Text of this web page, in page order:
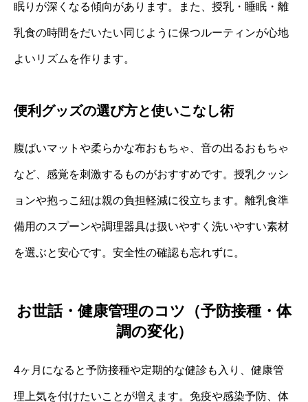
眠りが深くなる傾向があります。また、授乳・睡眠・離
乳食の時間をだいたい同じように保つルーティンが心地
よいリズムを作ります。
便利グッズの選び方と使いこなし術
腹ばいマットや柔らかな布おもちゃ、音の出るおもちゃ
など、感覚を刺激するものがおすすめです。授乳クッシ
ョンや抱っこ紐は親の負担軽減に役立ちます。離乳食準
備用のスプーンや調理器具は扱いやすく洗いやすい素材
を選ぶと安心です。安全性の確認も忘れずに。
お世話・健康管理のコツ（予防接種・体
調の変化）
4ヶ月になると予防接種や定期的な健診も入り、健康管
理上気を付けたいことが増えます。免疫や感染予防、体